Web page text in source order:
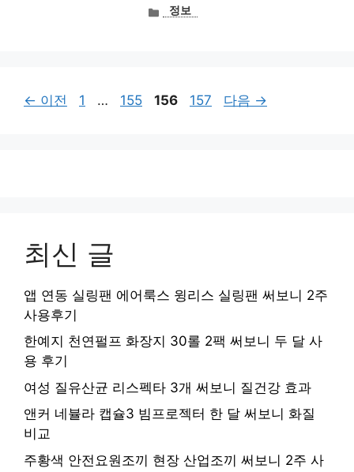
카정보
← 이전
페
1 …
페
155
페
156
페
157 다음 →
최신 글
앱 연동 실링팬 에어룩스 윙리스 실링팬 써보니 2주
사용후기
한예지 천연펄프 화장지 30롤 2팩 써보니 두 달 사
용 후기
여성 질유산균 리스펙타 3개 써보니 질건강 효과
앤커 네뷸라 캡슐3 빔프로젝터 한 달 써보니 화질
비교
주황색 안전요원조끼 현장 산업조끼 써보니 2주 사